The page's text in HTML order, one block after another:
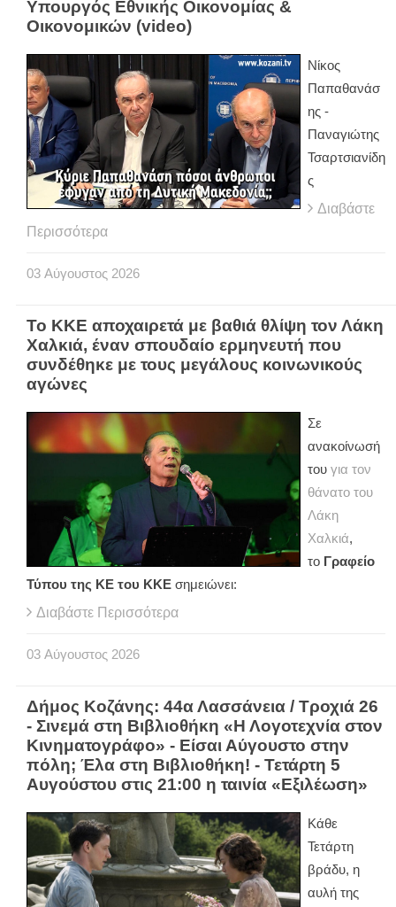
Υπουργός Εθνικής Οικονομίας &
Οικονομικών (video)
Νίκος
Παπαθανάσ
ης -
Παναγιώτης
Τσαρτσιανίδη
ς
Διαβάστε
Περισσότερα
03 Αύγουστος 2026
Το ΚΚΕ αποχαιρετά με βαθιά θλίψη τον Λάκη
Χαλκιά, έναν σπουδαίο ερμηνευτή που
συνδέθηκε με τους μεγάλους κοινωνικούς
αγώνες
Σε
ανακοίνωσή
του για τον
θάνατο του
Λάκη
Χαλκιά,
το Γραφείο
Τύπου της ΚΕ του ΚΚΕ σημειώνει:
Διαβάστε Περισσότερα
03 Αύγουστος 2026
Δήμος Κοζάνης: 44α Λασσάνεια / Τροχιά 26
- Σινεμά στη Βιβλιοθήκη «Η Λογοτεχνία στον
Κινηματογράφο» - Είσαι Αύγουστο στην
πόλη; Έλα στη Βιβλιοθήκη! - Τετάρτη 5
Αυγούστου στις 21:00 η ταινία «Εξιλέωση»
Κάθε
Τετάρτη
βράδυ, η
αυλή της